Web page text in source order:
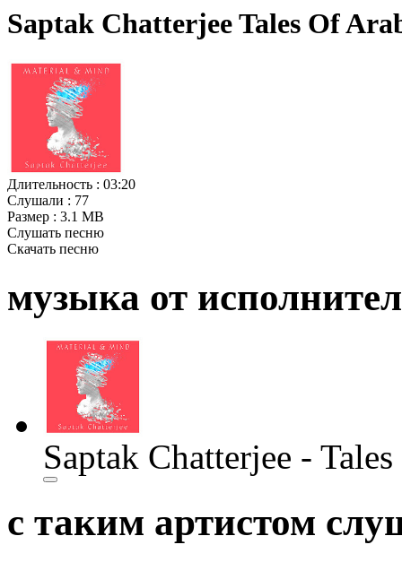
Saptak Chatterjee Tales Of
Длительность : 03:20
Слушали : 77
Размер : 3.1 MB
Слушать песню
Скачать песню
музыка от
Saptak Chatterjee -
с таким артистом